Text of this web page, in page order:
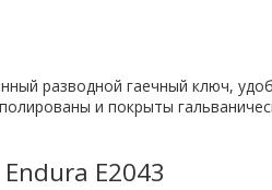
разводной гаечный ключ,
и покрыты
E2043